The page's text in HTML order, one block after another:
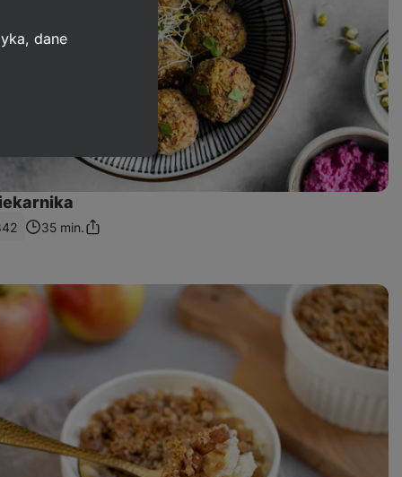
35 min.Podziel
dane